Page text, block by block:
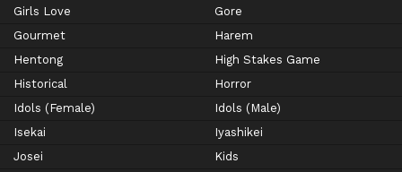
Girls Love
Gore
Gourmet
Harem
Hentong
High Stakes Game
Historical
Horror
Idols (Female)
Idols (Male)
Isekai
Iyashikei
Josei
Kids